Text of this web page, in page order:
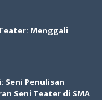
Menggali
Seni Penulisan
Seni Teater di SMA